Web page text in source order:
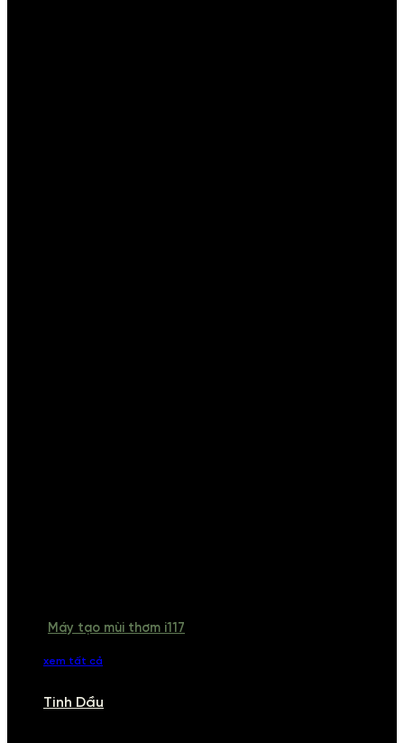
Máy tạo mùi thơm i117
xem tất cả
Tinh Dầu